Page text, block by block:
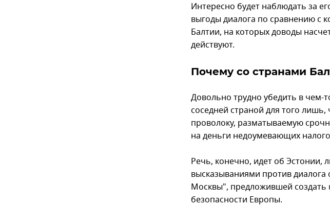
Интересно будет наблюдать за
выгоды диалога по сравнению с
Балтии, на которых доводы
действуют.
Почему со странами
Довольно трудно убедить в чем-
соседней страной для того
проволоку, разматываемую
на деньги недоумевающих
Речь, конечно, идет об Эстонии,
высказываниями против
Москвы", предложившей
безопасности Европы.